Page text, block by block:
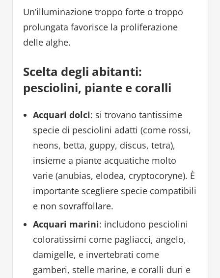
Un’illuminazione troppo forte o troppo
prolungata favorisce la proliferazione
delle alghe.
Scelta degli abitanti:
pesciolini, piante e coralli
Acquari dolci: si trovano tantissime
specie di pesciolini adatti (come rossi,
neons, betta, guppy, discus, tetra),
insieme a piante acquatiche molto
varie (anubias, elodea, cryptocoryne). È
importante scegliere specie compatibili
e non sovraffollare.
Acquari marini: includono pesciolini
coloratissimi come pagliacci, angelo,
damigelle, e invertebrati come
gamberi, stelle marine, e coralli duri e